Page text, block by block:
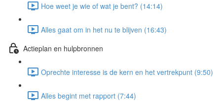
Hoe weet je wie of wat je bent? (14:14)
Alles gaat om in het nu te blijven (16:43)
Actieplan en hulpbronnen
Oprechte interesse is de kern en het vertrekpunt (9:50)
Alles begint met rapport (7:44)